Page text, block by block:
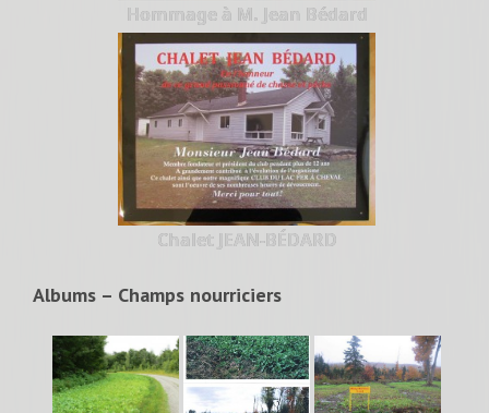
Hommage à M. Jean Bédard
Chalet JEAN-BÉDARD
Albums – Champs nourriciers